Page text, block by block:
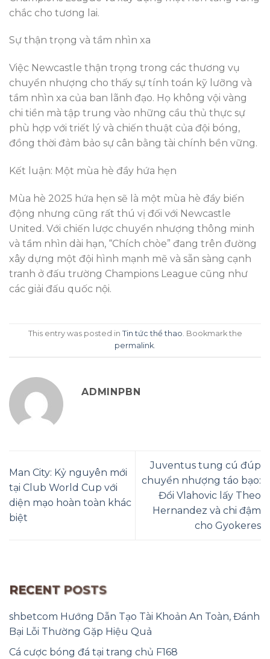
chắc cho tương lai.
Sự thận trọng và tầm nhìn xa
Việc Newcastle thận trọng trong các thương vụ
chuyển nhượng cho thấy sự tính toán kỹ lưỡng và
tầm nhìn xa của ban lãnh đạo. Họ không vội vàng
chi tiền mà tập trung vào những cầu thủ thực sự
phù hợp với triết lý và chiến thuật của đội bóng,
đồng thời đảm bảo sự cân bằng tài chính bền vững.
Kết luận: Một mùa hè đầy hứa hẹn
Mùa hè 2025 hứa hẹn sẽ là một mùa hè đầy biến
động nhưng cũng rất thú vị đối với Newcastle
United. Với chiến lược chuyển nhượng thông minh
và tầm nhìn dài hạn, “Chích chòe” đang trên đường
xây dựng một đội hình mạnh mẽ và sẵn sàng cạnh
tranh ở đấu trường Champions League cũng như
các giải đấu quốc nội.
This entry was posted in Tin tức thể thao . Bookmark the
permalink
ADMINPBN
Man City: Kỷ nguyên mới
tại Club World Cup với
diện mạo hoàn toàn khác
biệt
Juventus tung cú đúp
chuyển nhượng táo bạo:
Đổi Vlahovic lấy Theo
Hernandez và chi đậm
cho Gyokeres
RECENT POSTS
shbetcom Hướng Dẫn Tạo Tài Khoản An Toàn, Đánh
Bại Lỗi Thường Gặp Hiệu Quả
Cá cược bóng đá tại trang chủ F168